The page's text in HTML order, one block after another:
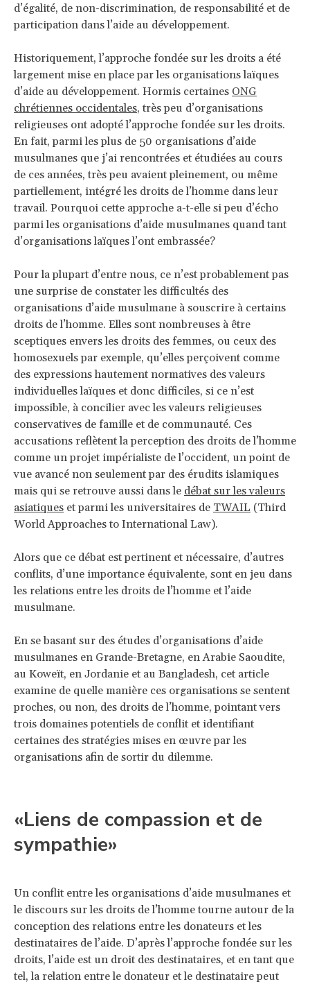
d’égalité, de non-discrimination, de responsabilité et de
participation dans l’aide au développement.
Historiquement, l’approche fondée sur les droits a été
largement mise en place par les organisations laïques
d’aide au développement. Hormis certaines ONG
chrétiennes occidentales, très peu d’organisations
religieuses ont adopté l’approche fondée sur les droits.
En fait, parmi les plus de 50 organisations d’aide
musulmanes que j’ai rencontrées et étudiées au cours
de ces années, très peu avaient pleinement, ou même
partiellement, intégré les droits de l’homme dans leur
travail. Pourquoi cette approche a-t-elle si peu d’écho
parmi les organisations d’aide musulmanes quand tant
d’organisations laïques l’ont embrassée?
Pour la plupart d’entre nous, ce n’est probablement pas
une surprise de constater les difficultés des
organisations d’aide musulmane à souscrire à certains
droits de l’homme. Elles sont nombreuses à être
sceptiques envers les droits des femmes, ou ceux des
homosexuels par exemple, qu’elles perçoivent comme
des expressions hautement normatives des valeurs
individuelles laïques et donc difficiles, si ce n’est
impossible, à concilier avec les valeurs religieuses
conservatives de famille et de communauté. Ces
accusations reflètent la perception des droits de l’homme
comme un projet impérialiste de l’occident, un point de
vue avancé non seulement par des érudits islamiques
mais qui se retrouve aussi dans le débat sur les valeurs
asiatiques et parmi les universitaires de TWAIL (Third
World Approaches to International Law).
Alors que ce débat est pertinent et nécessaire, d’autres
conflits, d’une importance équivalente, sont en jeu dans
les relations entre les droits de l’homme et l’aide
musulmane.
En se basant sur des études d’organisations d’aide
musulmanes en Grande-Bretagne, en Arabie Saoudite,
au Koweït, en Jordanie et au Bangladesh, cet article
examine de quelle manière ces organisations se sentent
proches, ou non, des droits de l’homme, pointant vers
trois domaines potentiels de conflit et identifiant
certaines des stratégies mises en œuvre par les
organisations afin de sortir du dilemme.
«Liens de compassion et de
sympathie»
Un conflit entre les organisations d’aide musulmanes et
le discours sur les droits de l’homme tourne autour de la
conception des relations entre les donateurs et les
destinataires de l’aide. D’après l’approche fondée sur les
droits, l’aide est un droit des destinataires, et en tant que
tel, la relation entre le donateur et le destinataire peut